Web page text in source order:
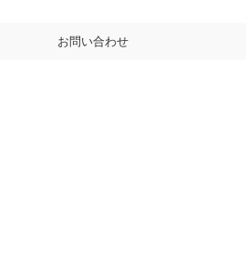
お問い合わせ